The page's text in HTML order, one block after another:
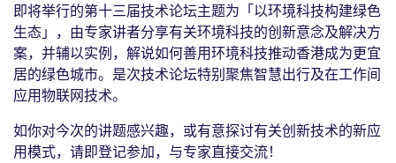
即将举行的第十三届技术论坛主题为「以环境科技构建绿色
生态」，由专家讲者分享有关环境科技的创新意念及解决方
案，并辅以实例，解说如何善用环境科技推动香港成为更宜
居的绿色城市。是次技术论坛特别聚焦智慧出行及在工作间
应用物联网技术。
如你对今次的讲题感兴趣，或有意探讨有关创新技术的新应
用模式，请即登记参加，与专家直接交流！